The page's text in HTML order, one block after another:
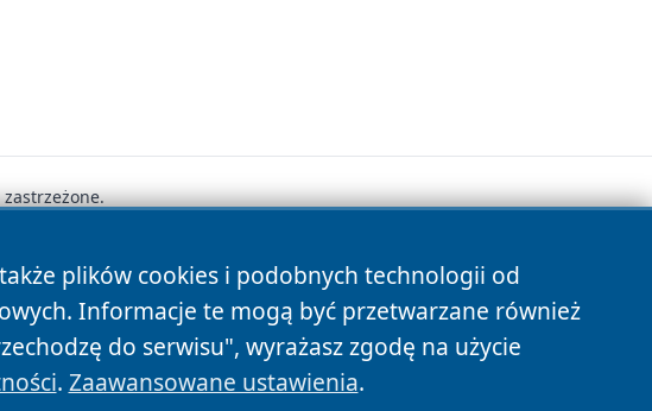
plików cookies i podobnych technologii od
Informacje te mogą być przetwarzane również
do serwisu", wyrażasz zgodę na użycie
. Zaawansowane ustawienia.
Cookies